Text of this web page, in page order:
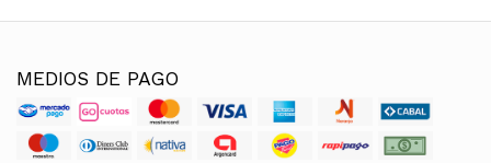
MEDIOS DE PAGO